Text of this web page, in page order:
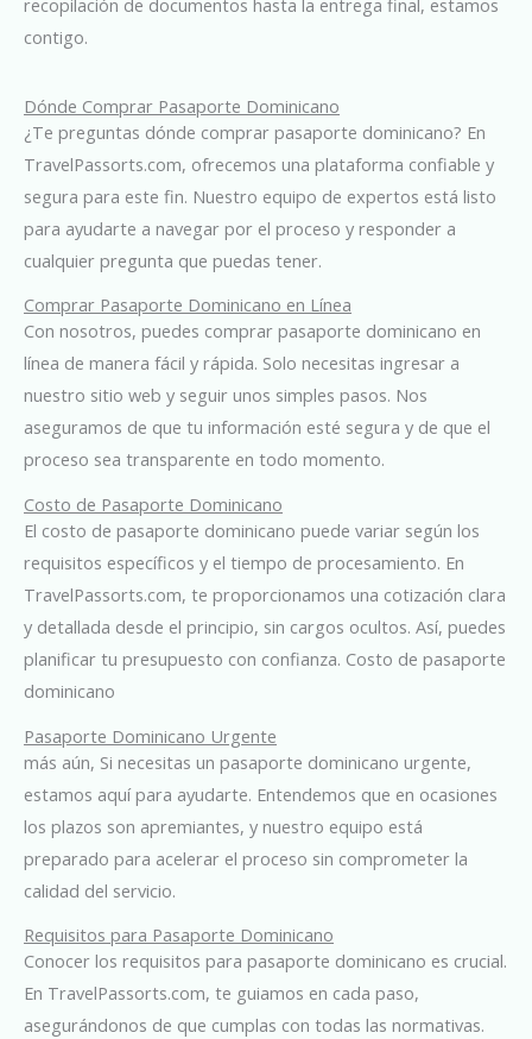
recopilación de documentos hasta la entrega final, estamos
contigo.
Dónde Comprar Pasaporte Dominicano
¿Te preguntas dónde comprar pasaporte dominicano? En
TravelPassorts.com, ofrecemos una plataforma confiable y
segura para este fin. Nuestro equipo de expertos está listo
para ayudarte a navegar por el proceso y responder a
cualquier pregunta que puedas tener.
Comprar Pasaporte Dominicano en Línea
Con nosotros, puedes comprar pasaporte dominicano en
línea de manera fácil y rápida. Solo necesitas ingresar a
nuestro sitio web y seguir unos simples pasos. Nos
aseguramos de que tu información esté segura y de que el
proceso sea transparente en todo momento.
Costo de Pasaporte Dominicano
El costo de pasaporte dominicano puede variar según los
requisitos específicos y el tiempo de procesamiento. En
TravelPassorts.com, te proporcionamos una cotización clara
y detallada desde el principio, sin cargos ocultos. Así, puedes
planificar tu presupuesto con confianza. Costo de pasaporte
dominicano
Pasaporte Dominicano Urgente
más aún, Si necesitas un pasaporte dominicano urgente,
estamos aquí para ayudarte. Entendemos que en ocasiones
los plazos son apremiantes, y nuestro equipo está
preparado para acelerar el proceso sin comprometer la
calidad del servicio.
Requisitos para Pasaporte Dominicano
Conocer los requisitos para pasaporte dominicano es crucial.
En TravelPassorts.com, te guiamos en cada paso,
asegurándonos de que cumplas con todas las normativas.